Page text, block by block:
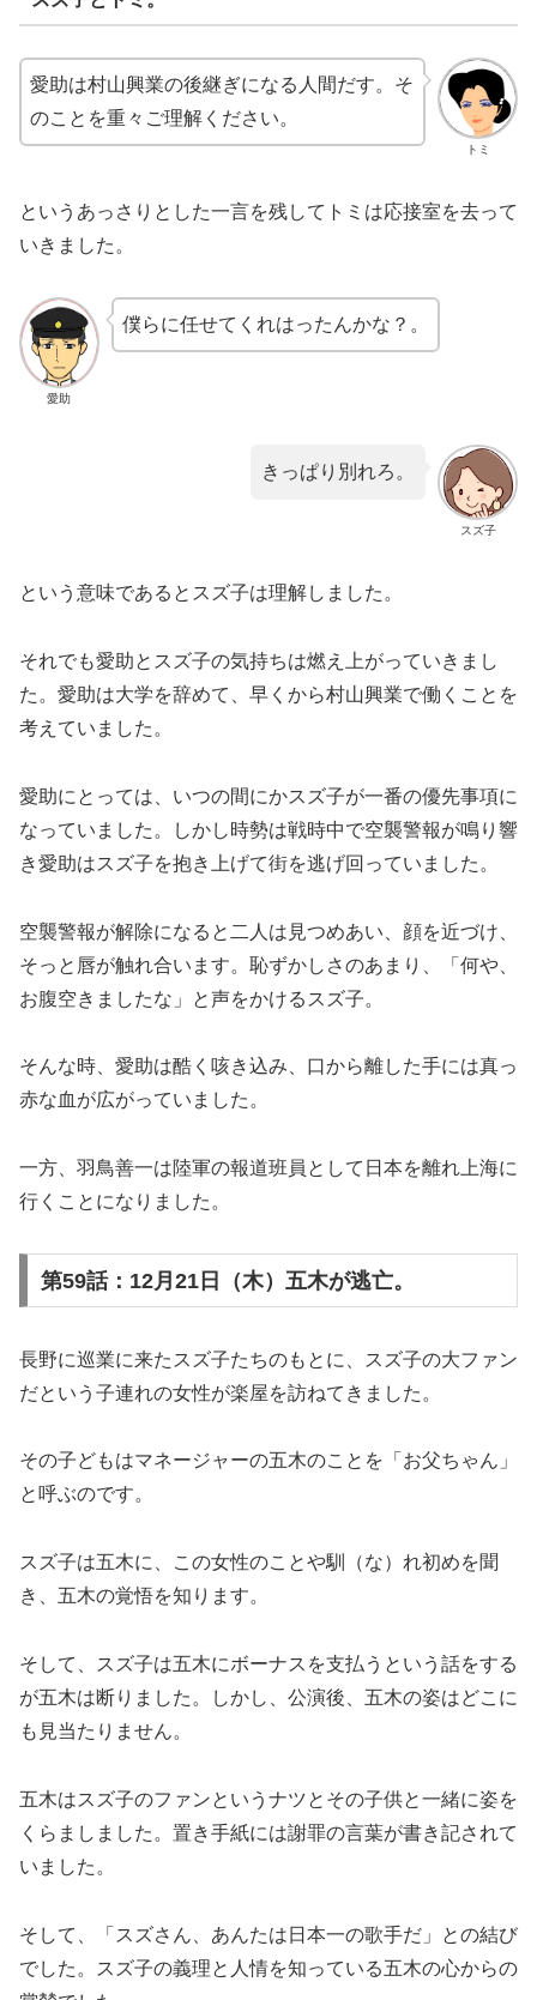
トミ
愛助は村山興業の後継ぎになる人間だす。そ
のことを重々ご理解ください。
というあっさりとした一言を残してトミは応接室を去って
いきました。
愛助
僕らに任せてくれはったんかな？。
スズ子
きっぱり別れろ。
という意味であるとスズ子は理解しました。
それでも愛助とスズ子の気持ちは燃え上がっていきまし
た。愛助は大学を辞めて、早くから村山興業で働くことを
考えていました。
愛助にとっては、いつの間にかスズ子が一番の優先事項に
なっていました。しかし時勢は戦時中で空襲警報が鳴り響
き愛助はスズ子を抱き上げて街を逃げ回っていました。
空襲警報が解除になると二人は見つめあい、顔を近づけ、
そっと唇が触れ合います。恥ずかしさのあまり、「何や、
お腹空きましたな」と声をかけるスズ子。
そんな時、愛助は酷く咳き込み、口から離した手には真っ
赤な血が広がっていました。
一方、羽鳥善一は陸軍の報道班員として日本を離れ上海に
行くことになりました。
第59話：12月21日（木）五木が逃亡。
長野に巡業に来たスズ子たちのもとに、スズ子の大ファン
だという子連れの女性が楽屋を訪ねてきました。
その子どもはマネージャーの五木のことを「お父ちゃん」
と呼ぶのです。
スズ子は五木に、この女性のことや馴（な）れ初めを聞
き、五木の覚悟を知ります。
そして、スズ子は五木にボーナスを支払うという話をする
が五木は断りました。しかし、公演後、五木の姿はどこに
も見当たりません。
五木はスズ子のファンというナツとその子供と一緒に姿を
くらましました。置き手紙には謝罪の言葉が書き記されて
いました。
そして、「スズさん、あんたは日本一の歌手だ」との結び
でした。スズ子の義理と人情を知っている五木の心からの